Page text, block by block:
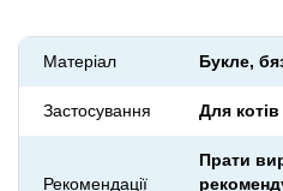
Матеріал Букле,
Застосування Для
Рекомендації
Прати